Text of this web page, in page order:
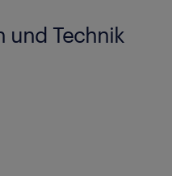
und Technik